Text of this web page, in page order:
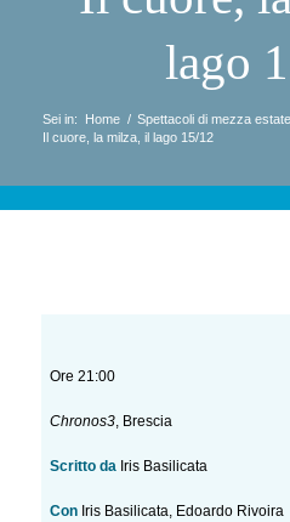
lago
Sei in: Home / Spettacoli di mezza
Il cuore, la milza, il lago 15/12
Ore 21:00
Chronos3, Brescia
Scritto da Iris Basilicata
Con Iris Basilicata, Edoardo Rivoira